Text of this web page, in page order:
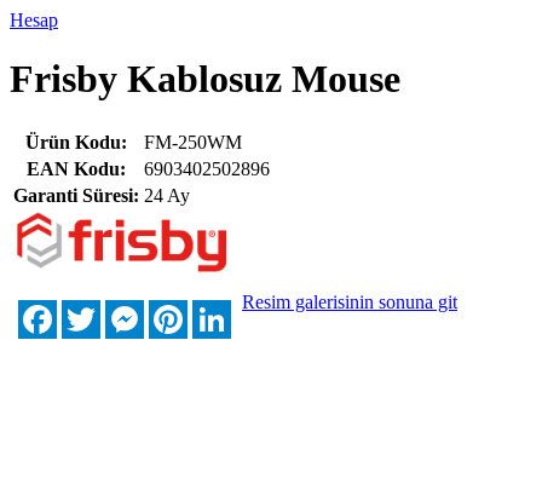
Hesap
Frisby Kablosuz Mouse
Ürün Kodu:
FM-250WM
EAN Kodu:
6903402502896
Garanti Süresi: 24 Ay
FacebookTwitterMessengerPinterestLinkedIn
Resim galerisinin sonuna git